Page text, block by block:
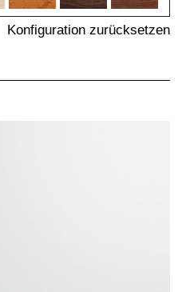
Konfiguration zurücksetzen